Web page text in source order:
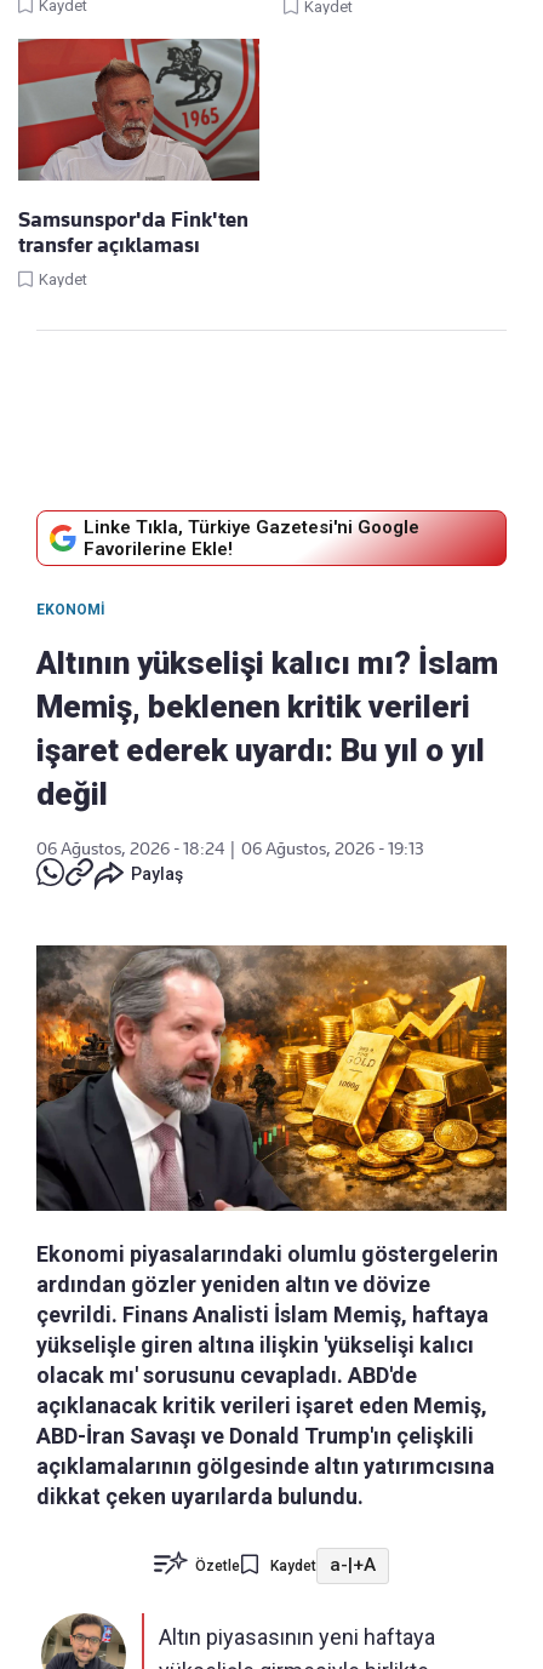
Kaydet Kaydet
Samsunspor'da Fink'ten
transfer açıklaması
Kaydet
Linke Tıkla, Türkiye Gazetesi'ni Google
Favorilerine Ekle!
EKONOMI
Altının yükselişi kalıcı mı? İslam
Memiş, beklenen kritik verileri
işaret ederek uyardı: Bu yıl o yıl
değil
06 Ağustos, 2026 - 18:24
06 Ağustos, 2026 - 19:13
Paylaş
Ekonomi piyasalarındaki olumlu göstergelerin
ardından gözler yeniden altın ve dövize
çevrildi. Finans Analisti İslam Memiş, haftaya
yükselişle giren altına ilişkin 'yükselişi kalıcı
olacak mı' sorusunu cevapladı. ABD'de
açıklanacak kritik verileri işaret eden Memiş,
ABD-İran Savaşı ve Donald Trump'ın çelişkili
açıklamalarının gölgesinde altın yatırımcısına
dikkat çeken uyarılarda bulundu.
Özetle Kaydet a-|+A
Altın piyasasının yeni haftaya